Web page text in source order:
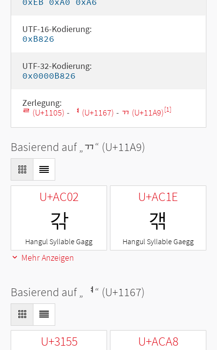
UTF-16-Kodierung:
0xB826
UTF-32-Kodierung:
0x0000B826
Zerlegung:
ᄅ (U+1105) - ᅧ (U+1167) - ᆩ (U+11A9)[1]
Basierend auf „ᆩ“ (U+11A9)
U+AC02
갂
Hangul Syllable Gagg
U+AC1E
갞
Hangul Syllable Gaegg
Mehr Anzeigen
Basierend auf „ ᅧ“ (U+1167)
U+3155 U+ACA8